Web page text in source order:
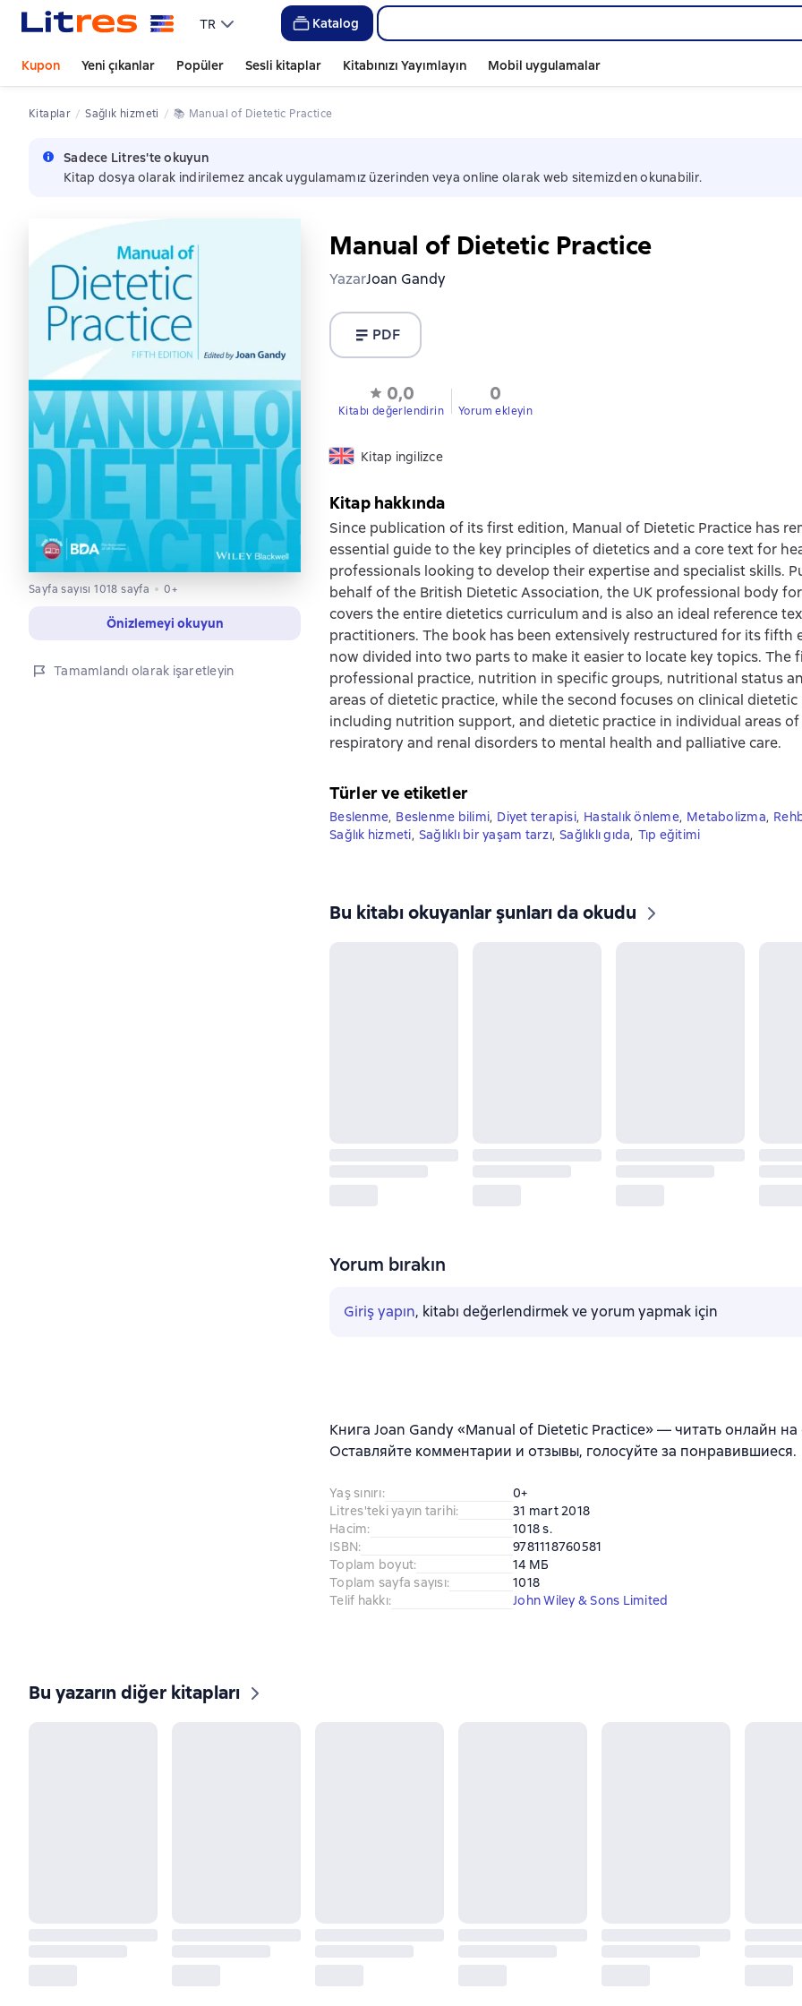
TR Katalog
Kupon Yeni çıkanlar Popüler Sesli kitaplar Kitabınızı Yayımlayın Mobil uygulamalar
Kitaplar sağlık hizmeti 📚 Manual of Dietetic Practice
Sadece Litres'te okuyun
Kitap dosya olarak indirilemez ancak uygulamamız üzerinden veya online olarak web sitemizden okunabilir.
Sayfa sayısı 1018 sayfa 0+
Önizlemeyi okuyun
Tamamlandı olarak işaretleyin
Manual of Dietetic Practice
YazarJoan Gandy
PDF
0,0
Kitabı değerlendirin
0
Yorum ekleyin
Kitap ingilizce
Kitap hakkında
Since publication of its first edition, Manual of Dietetic Practice has
essential guide to the key principles of dietetics and a core text for
professionals looking to develop their expertise and specialist skills.
behalf of the British Dietetic Association, the UK professional body
covers the entire dietetics curriculum and is also an ideal reference
practitioners. The book has been extensively restructured for its fifth
now divided into two parts to make it easier to locate key topics. The
professional practice, nutrition in specific groups, nutritional status
areas of dietetic practice, while the second focuses on clinical dietetic
including nutrition support, and dietetic practice in individual areas of
respiratory and renal disorders to mental health and palliative care.
Türler ve etiketler
Beslenme, Beslenme bilimi, Diyet terapisi, Hastalık önleme, Metabolizma,
Sağlık hizmeti, Sağlıklı bir yaşam tarzı, Sağlıklı gıda, Tıp eğitimi
Bu kitabı okuyanlar şunları da okudu
Yorum bırakın
Giriş yapın, kitabı değerlendirmek ve yorum yapmak için
Книга Joan Gandy «Manual of Dietetic Practice» — читать онлайн на
Оставляйте комментарии и отзывы, голосуйте за понравившиеся.
Yaş sınırı:
0+
Litres'teki yayın tarihi:
31 mart 2018
Hacim:
1018 s.
ISBN:
9781118760581
Toplam boyut:
14 МБ
Toplam sayfa sayısı:
1018
Telif hakkı: John Wiley & Sons Limited
Bu yazarın diğer kitapları